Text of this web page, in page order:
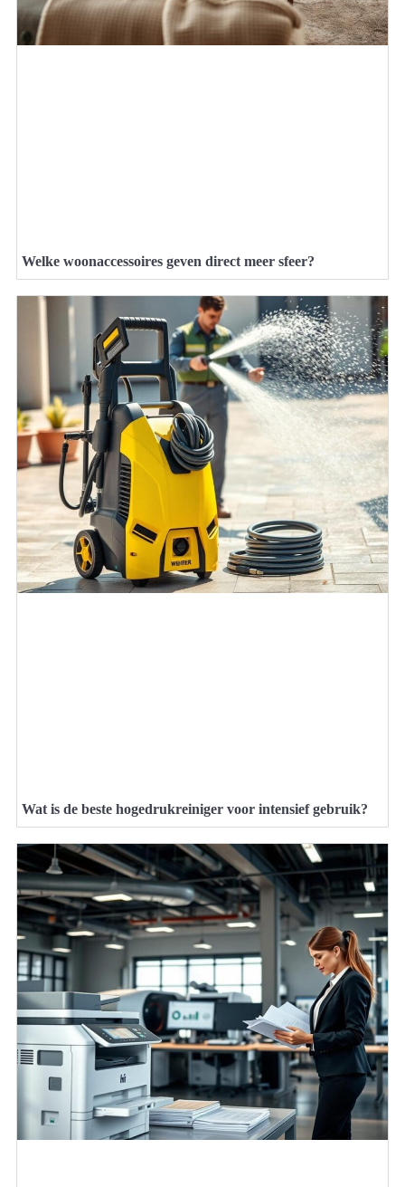
Welke woonaccessoires geven direct meer sfeer?
Wat is de beste hogedrukreiniger voor intensief gebruik?